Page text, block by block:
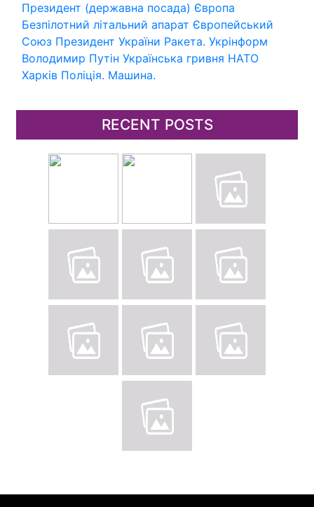
Президент (державна посада) Європа
Безпілотний літальний апарат Європейський
Союз Президент України Ракета. Укрінформ
Володимир Путін Українська гривня НАТО
Харків Поліція. Машина.
RECENT POSTS